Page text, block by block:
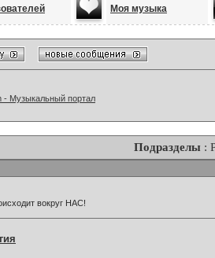
Моя музыка
- Музыкальный портал
Подразделы :
вокруг НАС!